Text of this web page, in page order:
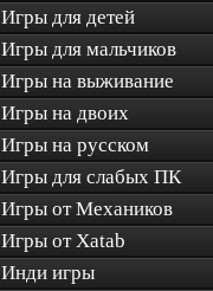
Игры для детей
Игры для мальчиков
Игры на выживание
Игры на двоих
Игры на русском
Игры для слабых ПК
Игры от Механиков
Игры от Xatab
Инди игры